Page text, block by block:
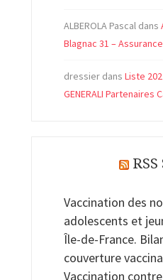
ALBEROLA Pascal dans
Blagnac 31 –
dressier dans Liste
GENERALI Partenaires
Vaccination des
adolescents et
Île-de-France.
couverture
Vaccination